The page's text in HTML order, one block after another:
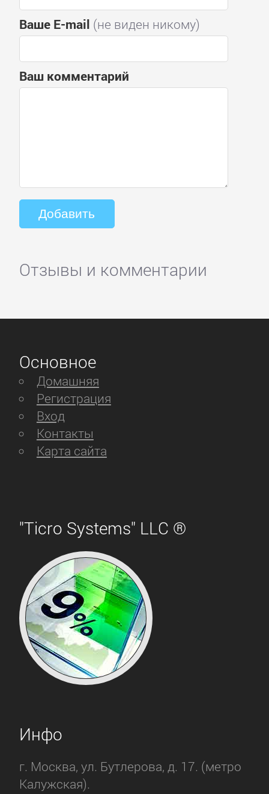
Ваше E-mail (не виден никому)
Ваш комментарий
Отзывы и комментарии
Основное
Домашняя
Регистрация
Вход
Контакты
Карта сайта
"Ticro Systems" LLC ®
Инфо
г. Москва, ул. Бутлерова, д. 17. (метро
Калужская).